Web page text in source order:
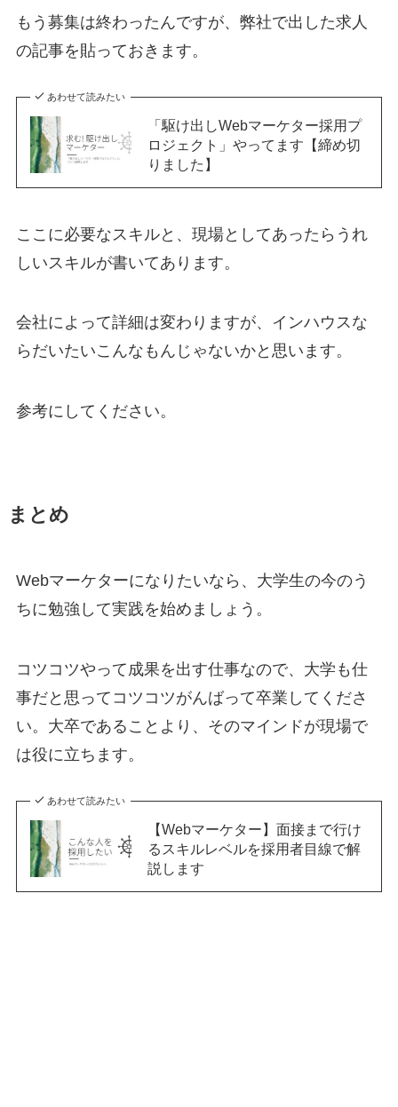
もう募集は終わったんですが、弊社で出した求人
の記事を貼っておきます。
あわせて読みたい
「駆け出しWebマーケター採用プ
ロジェクト」やってます【締め切
りました】
ここに必要なスキルと、現場としてあったらうれ
しいスキルが書いてあります。
会社によって詳細は変わりますが、インハウスな
らだいたいこんなもんじゃないかと思います。
参考にしてください。
まとめ
Webマーケターになりたいなら、大学生の今のう
ちに勉強して実践を始めましょう。
コツコツやって成果を出す仕事なので、大学も仕
事だと思ってコツコツがんばって卒業してくださ
い。大卒であることより、そのマインドが現場で
は役に立ちます。
あわせて読みたい
【Webマーケター】面接まで行け
るスキルレベルを採用者目線で解
説します